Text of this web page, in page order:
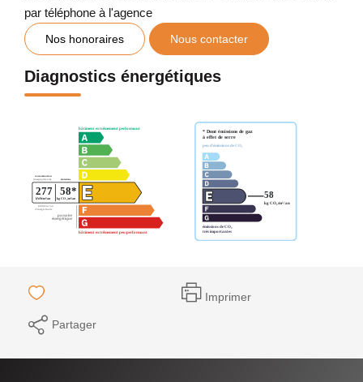
par téléphone à l'agence
Nos honoraires Nous contacter
Diagnostics énergétiques
Imprimer
Partager